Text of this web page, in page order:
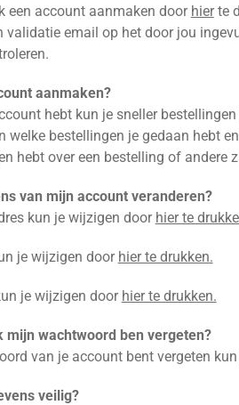
een account aanmaken door hierte
validatie email op het door jou
aanmaken?
hebt kun je sneller
welke bestellingen je gedaan hebt
hebt over een bestelling of andere
van mijn account veranderen?
kun je wijzigen door hier te
je wijzigen door hier te drukken.
je wijzigen door hier te drukken.
mijn wachtwoord ben vergeten?
van je account bent vergeten
veilig?